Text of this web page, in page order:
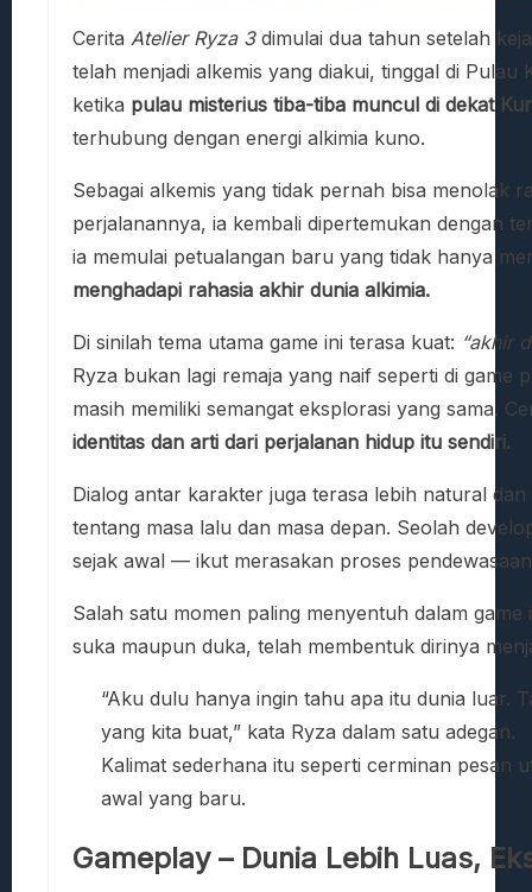
Cerita Atelier Ryza 3dimulai dua tahun setelah
telah menjadi alkemis yang diakui, tinggal di
ketika pulau misterius tiba-tiba muncul di dekat
terhubung dengan energi alkimia kuno.
Sebagai alkemis yang tidak pernah bisa menolak
perjalanannya, ia kembali dipertemukan dengan
ia memulai petualangan baru yang tidak hanya
menghadapi rahasia akhir dunia alkimia.
Di sinilah tema utama game ini terasa kuat: “akhir
Ryza bukan lagi remaja yang naif seperti di game
masih memiliki semangat eksplorasi yang sama.
identitas dan arti dari perjalanan hidup itu sendiri.
Dialog antar karakter juga terasa lebih natural
tentang masa lalu dan masa depan. Seolah
sejak awal — ikut merasakan proses
Salah satu momen paling menyentuh dalam
suka maupun duka, telah membentuk dirinya
“Aku dulu hanya ingin tahu apa itu dunia luar.
yang kita buat,” kata Ryza dalam satu adegan.
Kalimat sederhana itu seperti cerminan pesan
awal yang baru.
Gameplay – Dunia Lebih Luas,